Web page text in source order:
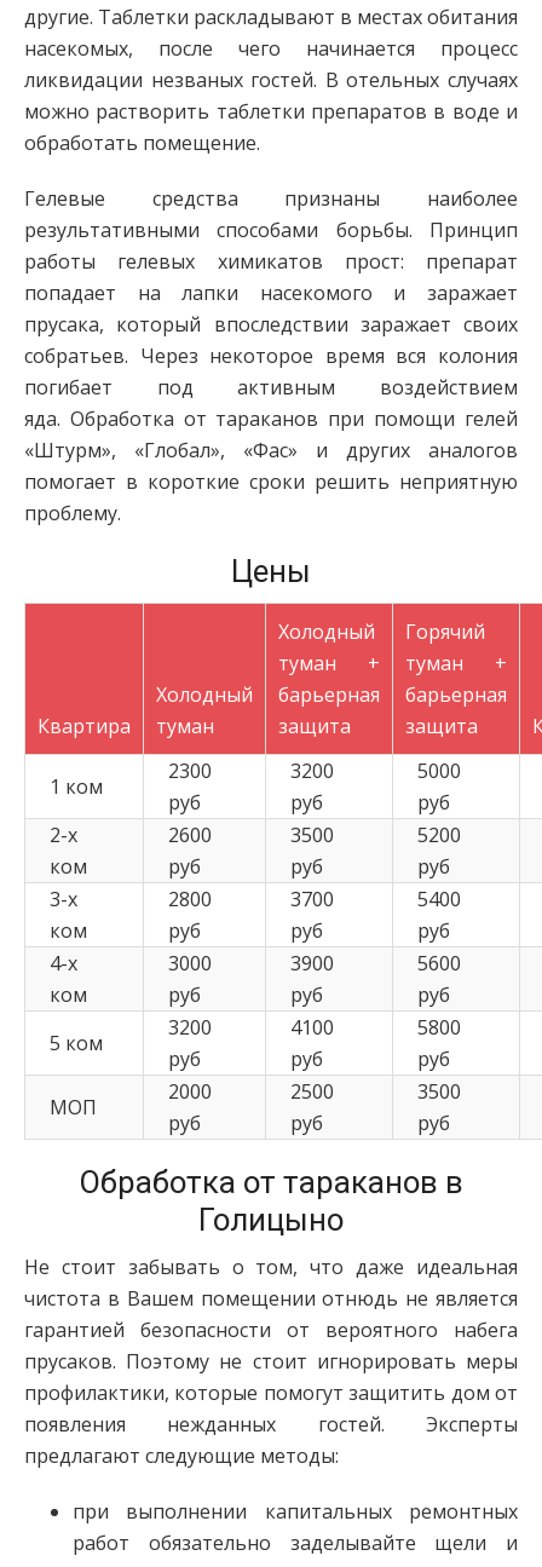
другие. Таблетки раскладывают в местах обитания
насекомых, после чего начинается процесс
ликвидации незваных гостей. В отельных случаях
можно растворить таблетки препаратов в воде и
обработать помещение.
Гелевые средства признаны наиболее
результативными способами борьбы. Принцип
работы гелевых химикатов прост: препарат
попадает на лапки насекомого и заражает
прусака, который впоследствии заражает своих
собратьев. Через некоторое время вся колония
погибает под активным воздействием
яда. Обработка от тараканов при помощи гелей
«Штурм», «Глобал», «Фас» и других аналогов
помогает в короткие сроки решить неприятную
проблему.
Цены
Квартира
Холодный
туман
Холодный
туман +
барьерная
защита
Горячий
туман +
барьерная
защита
1 ком
2300
руб
3200
руб
5000
руб
2-х
ком
2600
руб
3500
руб
5200
руб
3-х
ком
2800
руб
3700
руб
5400
руб
4-х
ком
3000
руб
3900
руб
5600
руб
5 ком
3200
руб
4100
руб
5800
руб
МОП
2000
руб
2500
руб
3500
руб
Обработка от тараканов в
Голицыно
Не стоит забывать о том, что даже идеальная
чистота в Вашем помещении отнюдь не является
гарантией безопасности от вероятного набега
прусаков. Поэтому не стоит игнорировать меры
профилактики, которые помогут защитить дом от
появления нежданных гостей. Эксперты
предлагают следующие методы:
при выполнении капитальных ремонтных
работ обязательно заделывайте щели и